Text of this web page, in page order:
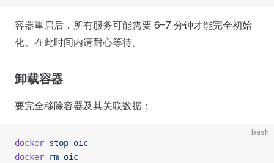
容器重启后，所有服务可能需要 6–7 分钟才能完全初始
化。在此时间内请耐心等待。
卸载容器
要完全移除容器及其关联数据：
bash
docker stop oic
docker rm oic